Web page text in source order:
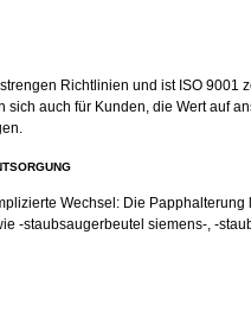
Richtlinien und ist ISO
sich auch für Kunden, die Wert auf
Wechsel: Die
-staubsaugerbeutel siemens-, -